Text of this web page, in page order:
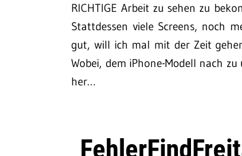
RICHTIGE Arbeit zu sehen zu
Stattdessen viele Screens, noch
gut, will ich mal mit der Zeit
Wobei, dem iPhone-Modell nach
her…